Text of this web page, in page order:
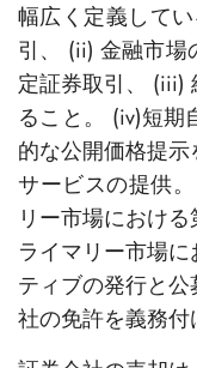
幅広く定義して
引、 (ii) 金融市場
定証券取引、 (iii)
ること。 (iv)短期
的な公開価格提
サービスの提供
リー市場におけ
ライマリー市場
ティブの発行と
社の免許を義務付